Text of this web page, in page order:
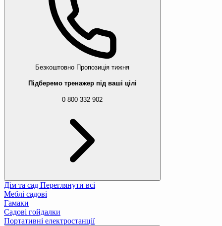
Безкоштовно Пропозиція тижня
Підберемо тренажер під ваші цілі
0 800 332 902
Дім та сад Переглянути всі
Меблі садові
Гамаки
Садові гойдалки
Портативні електростанції